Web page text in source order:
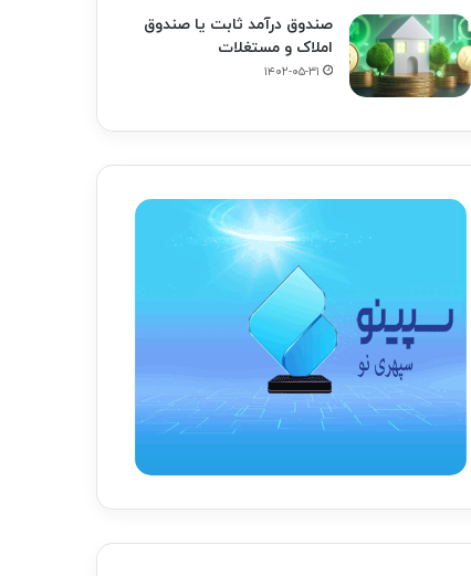
صندوق درآمد ثابت یا صندوق
املاک و مستغلات
۱۴۰۲-۰۵-۳۱